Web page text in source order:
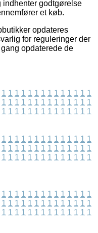
indhenter godtgørelse
et køb.
opdateres
for reguleringer der
opdaterede de
1 1 1 1 1 1 1 1 1 1 1 1 1 1
1 1 1 1 1 1 1 1 1 1 1 1 1 1
1 1 1 1 1 1 1 1 1 1 1 1 1 1
1 1 1 1 1 1 1 1 1 1 1 1 1 1
1 1 1 1 1 1 1 1 1 1 1 1 1 1
1 1 1 1 1 1 1 1 1 1 1 1 1 1
1 1 1 1 1 1 1 1 1 1 1 1 1 1
1 1 1 1 1 1 1 1 1 1 1 1 1 1
1 1 1 1 1 1 1 1 1 1 1 1 1 1